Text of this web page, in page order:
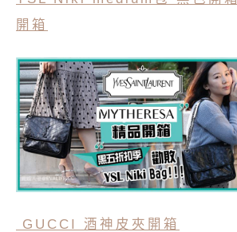
開箱
GUCCI 酒神皮夾開箱